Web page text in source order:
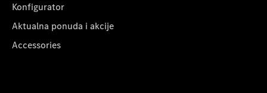
Konfigurator
Aktualna ponuda i akcije
Accessories